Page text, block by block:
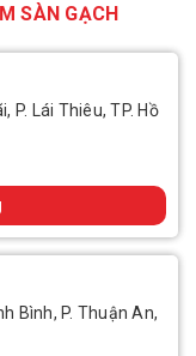
SÀN GẠCH
P. Lái Thiêu, TP. Hồ
Bình, P. Thuận An,